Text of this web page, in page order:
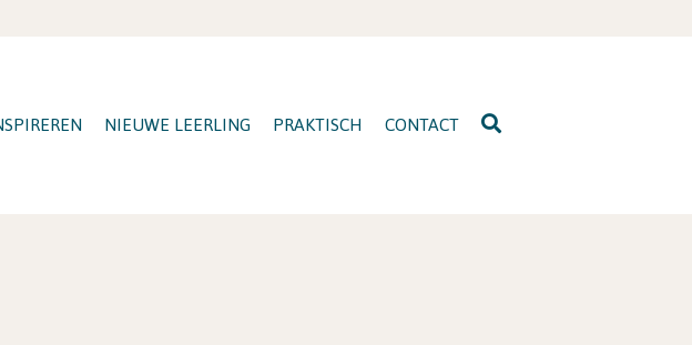
NIEUWE LEERLING PRAKTISCH CONTACT